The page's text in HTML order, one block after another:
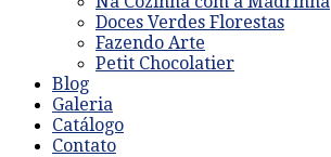
Doces Verdes Florestas
Fazendo Arte
Petit Chocolatier
Blog
Galeria
Catálogo
Contato